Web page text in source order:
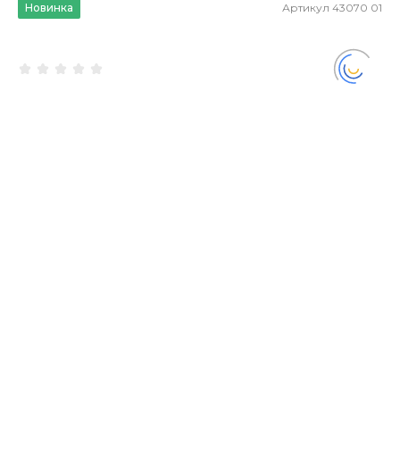
Новинка Артикул 43070 01